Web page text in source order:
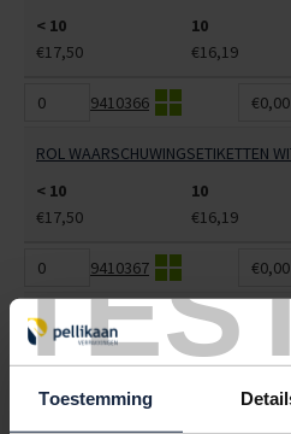
Toestemming
< 10
10
€17,50
€16,19
9410366 €0,00
ROL WAARSCHUWINGSETIKETTEN
< 10
10
€17,50
€16,19
9410367 €0,00
ROL WAARSCHUWINGSETIKETTEN
< 10
10